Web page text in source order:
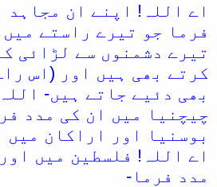
اے اللہ! اپنے ان مجاہد
فرما جو تیرے راستے
تیرے دشمنوں سے لڑائی
کرتے بھی ہیں اور (اس
بھی دئیے جاتے ہیں-
چیچنیا میں ان کی مدد
بوسنیا اور اراکان میں
اے اللہ! فلسطین میں
مدد فرما-